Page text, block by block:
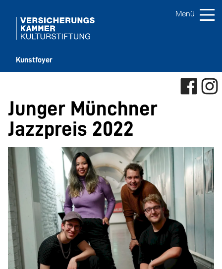
Kunstfoyer
Junger Münchner
Jazzpreis 2022